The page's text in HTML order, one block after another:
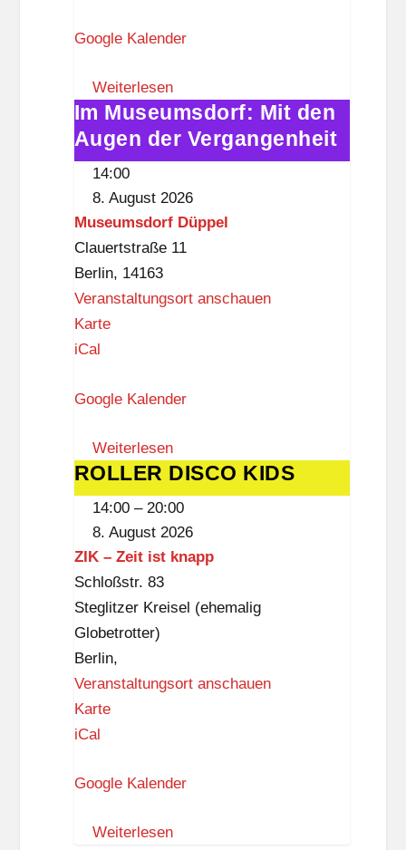
t
r
i
e
d
-
B
e
n
n
-
b
i
o
t
e
k
Google Kalender
Weiterlesen
Im
Museumsdorf:
Mit
Augen
der
Vergangenheit
Im Museumsdorf: Mit den
Augen der Vergangenheit
14:00
8. August 2026
Museumsdorf Düppel
Clauertstraße 11
Berlin, 14163
Veranstaltungsort anschauen
KarteM
e
m
s
d
o
f
D
ü
p
p
e
iCal
Google Kalender
Weiterlesen
ROLLER
DISCO
KIDS
ROLLER DISCO KIDS
14:00 – 20:00
8. August 2026
ZIK – Zeit ist knapp
Schloßstr. 83
Steglitzer Kreisel (ehemalig
Globetrotter)
Berlin,
Veranstaltungsort anschauen
KarteZ
–
e
iCal
Google Kalender
Weiterlesen